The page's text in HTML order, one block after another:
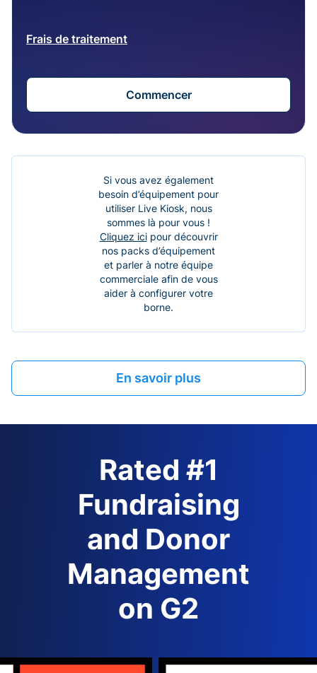
Frais de traitement
Commencer
Si vous avez également
besoin d’équipement pour
utiliser Live Kiosk, nous
sommes là pour vous !
Cliquez icipour découvrir
nos packs d’équipement
et parler à notre équipe
commerciale afin de vous
aider à configurer votre
borne.
En savoir plus
Rated #1
Fundraising
and Donor
Management
on G2